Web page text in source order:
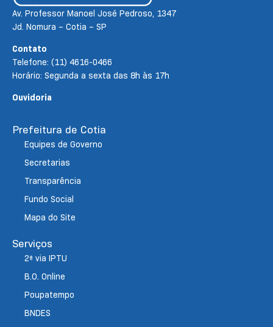
Av. Professor Manoel José Pedroso, 1347
Jd. Nomura – Cotia – SP
Contato
Telefone: (11) 4616-0466
Horário: Segunda a sexta das 8h às 17h
Ouvidoria
Prefeitura de Cotia
Equipes de Governo
Secretarias
Transparência
Fundo Social
Mapa do Site
Serviços
2ª via IPTU
B.O. Online
Poupatempo
BNDES